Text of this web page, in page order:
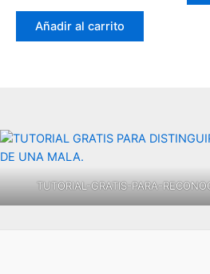
Añadir al carrito
TUTORIAL-GRATIS-PARA-